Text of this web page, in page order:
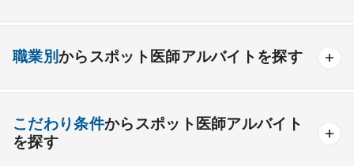
内科系
一般内科 呼吸器内科 消化器内科 循環器内科
腎臓内科 老人内科 リウマチ内科 総合診療科
職業別からスポット医師アルバイトを探す
こだわり条件からスポット医師アルバイト
を探す